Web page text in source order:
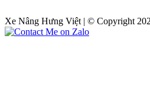
Xe Nâng Hưng Việt | © Copyright